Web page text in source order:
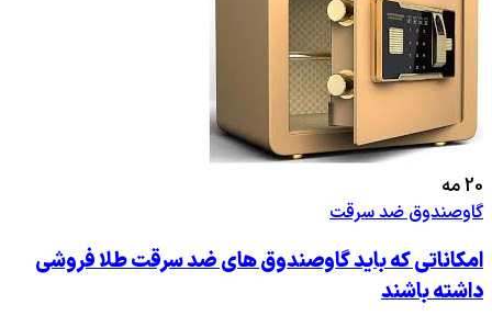
20مه
گاوصندوق ضد سرقت
امکاناتی که باید گاوصندوق های ضد سرقت طلا فروشی
داشته باشند